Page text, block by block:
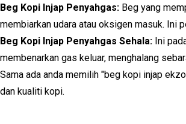
Beg Kopi Injap Penyahgas: Beg yang
membiarkan udara atau oksigen masuk. Ini
Beg Kopi Injap Penyahgas Sehala: Ini
membenarkan gas keluar, menghalang
Sama ada anda memilih "beg kopi injap
dan kualiti kopi.